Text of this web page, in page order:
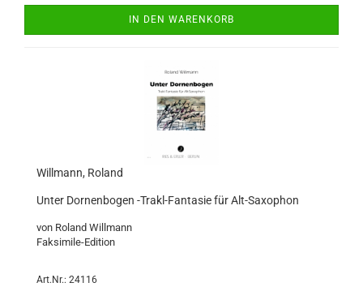
IN DEN WARENKORB
Willmann, Roland
Unter Dornenbogen -Trakl-Fantasie für Alt-Saxophon
von Roland Willmann
Faksimile-Edition
Art.Nr.: 24116